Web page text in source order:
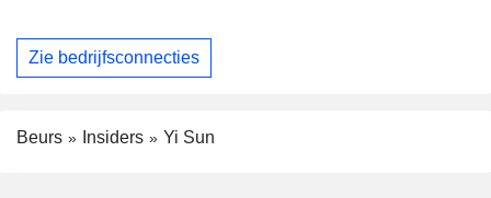
Zie bedrijfsconnecties
Beurs Insiders Yi Sun